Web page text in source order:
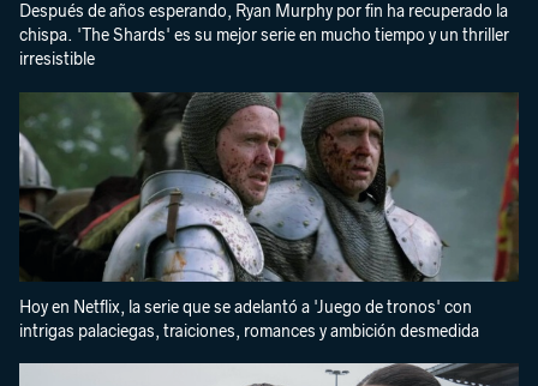
Después de años esperando, Ryan Murphy por fin ha recuperado la
chispa. 'The Shards' es su mejor serie en mucho tiempo y un thriller
irresistible
Hoy en Netflix, la serie que se adelantó a 'Juego de tronos' con
intrigas palaciegas, traiciones, romances y ambición desmedida